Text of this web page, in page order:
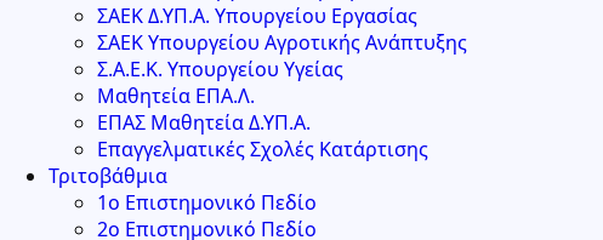
ΣΑΕΚ Δ.ΥΠ.Α. Υπουργείου Εργασίας
ΣΑΕΚ Υπουργείου Αγροτικής Ανάπτυξης
Σ.Α.Ε.Κ. Υπουργείου Υγείας
Μαθητεία ΕΠΑ.Λ.
ΕΠΑΣ Μαθητεία Δ.ΥΠ.Α.
Επαγγελματικές Σχολές Κατάρτισης
Τριτοβάθμια
1ο Επιστημονικό Πεδίο
2ο Επιστημονικό Πεδίο